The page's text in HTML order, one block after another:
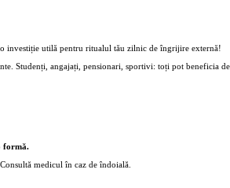
investiție utilă pentru ritualul tău zilnic de îngrijire externă!
Studenți, angajați, pensionari, sportivi: toți pot beneficia de
formă.
medicul în caz de îndoială.